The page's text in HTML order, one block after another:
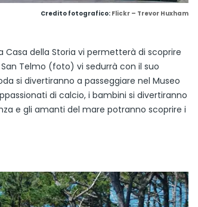
Credito fotografico: Flickr – Trevor Huxham
della Storia vi permetterà di scoprire
Telmo (foto) vi sedurrà con il suo
si divertiranno a passeggiare nel Museo
di calcio, i bambini si divertiranno
e gli amanti del mare potranno scoprire i